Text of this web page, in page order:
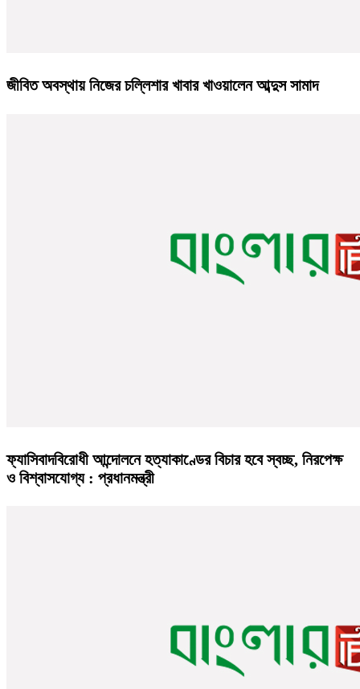
জীবিত অবস্থায় নিজের চল্লিশার খাবার খাওয়ালেন আব্দুস সামাদ
ফ্যাসিবাদবিরোধী আন্দোলনে হত্যাকাণ্ডের বিচার হবে স্বচ্ছ, নিরপেক্ষ
ও বিশ্বাসযোগ্য : প্রধানমন্ত্রী